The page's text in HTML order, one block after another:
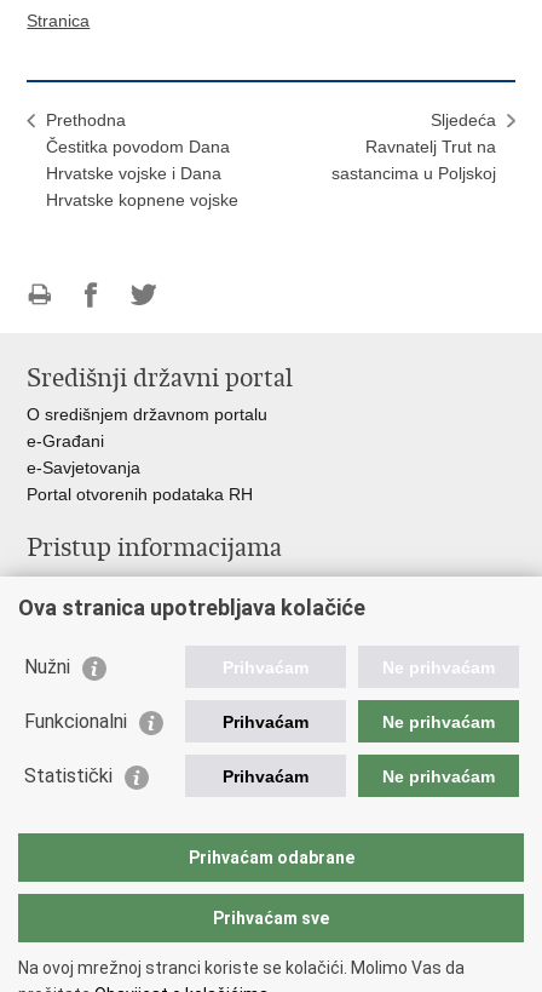
Stranica
Prethodna
Čestitka povodom Dana
Hrvatske vojske i Dana
Hrvatske kopnene vojske
Sljedeća
Ravnatelj Trut na
sastancima u Poljskoj
FacebookuTwitteru
Središnji državni portal
O središnjem državnom portalu
e-Građani
e-Savjetovanja
Portal otvorenih podataka RH
Pristup informacijama
Savjetovanje
Zapošljavanje
Odnosi s javnošću
Važne poveznice
Ministarstvo unutarnjih poslova
Copyright © 2026 Ravnateljstvo civilne zaštite.
Ova stranica upotrebljava kolačiće
Nužni Prihvaćam Ne prihvaćam
Funkcionalni Prihvaćam Ne prihvaćam
Statistički Prihvaćam Ne prihvaćam
Prihvaćam odabrane
Prihvaćam sve
Na ovoj mrežnoj stranci koriste se kolačići. Molimo Vas da